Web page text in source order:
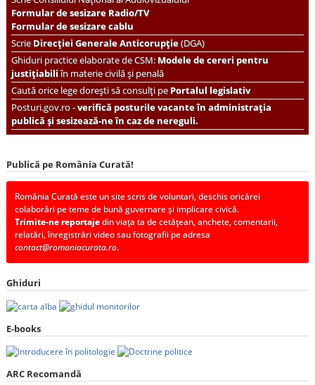
Formular de sesizare Radio/TV
Formular de sesizare cablu
ScrieDirecției Generale Anticorupție(DGA)
Ghiduri practice elaborate de CSM: Modele de cereri pentru
justițiabiliîn materie civilă și penală
Caută orice lege dorești să consulți pePortalul legislativ
Posturi.gov.ro -verifică posturile vacante în administrația
publică și sesizează-ne în caz de nereguli.
Publică pe România Curată!
România Curată este un site scris de voluntari, deschis oricărei
colaborări pe teme de bună guvernare și implicare civică.
Trimite-ne reportajedin viața ta de cetățean, anchete, comentarii,
relatări, înregistrări video sau fotografii pe adresa
contact@romaniacurata.ro.
Ghiduri
E-books
ARC Recomandă